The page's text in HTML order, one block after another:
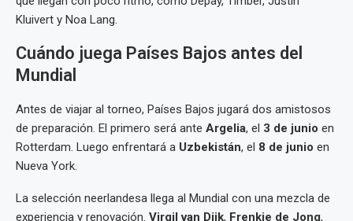
Kluivert y Noa Lang.
Cuándo juega Países Bajos antes del
Mundial
Antes de viajar al torneo, Países Bajos jugará dos amistosos
de preparación. El primero será ante Argelia, el 3 de junio en
Rotterdam. Luego enfrentará a Uzbekistán, el 8 de junio en
Nueva York.
La selección neerlandesa llega al Mundial con una mezcla de
experiencia y renovación. Virgil van Dijk, Frenkie de Jong,